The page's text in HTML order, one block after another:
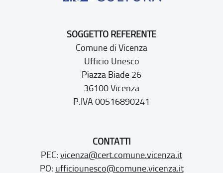
SOGGETTO REFERENTE
Comune di Vicenza
Ufficio Unesco
Piazza Biade 26
36100 Vicenza
P.IVA 00516890241
CONTATTI
PEC: vicenza@cert.comune.vicenza.it
PO: ufficiounesco@comune.vicenza.it